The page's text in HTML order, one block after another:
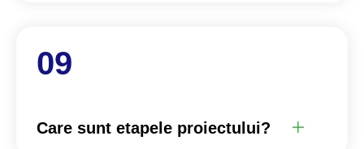
Care sunt etapele proiectului?